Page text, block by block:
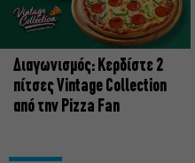
Διαγωνισμός: Κερδίστε 2
πίτσες Vintage Collection
από την Pizza Fan